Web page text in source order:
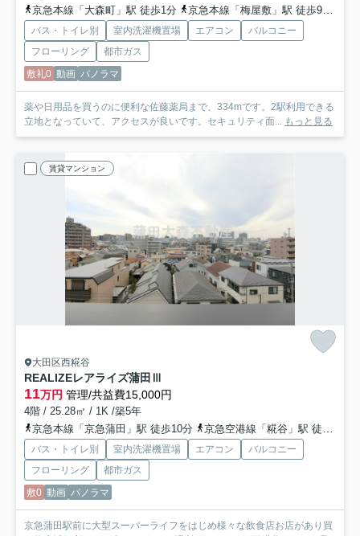
京急本線「大森町」駅 徒歩1分
京急本線「梅屋敷」駅 徒歩9分
バス・トイレ別 室内洗濯機置場 エアコン
バルコニー
フローリング
都市ガス
敷礼0 動画 パノラマ
薬や日用品を買うのに便利な佐藤薬局まで、334mです。2駅利用できる
立地となっていて、アクセスが良いです。セキュリティ面... もっと見る
賃貸マンション
大田区西糀谷
REALIZEレアライズ蒲田Ⅲ
11万円 管理/共益費15,000円
4階 / 25.28㎡ / 1K /築5年
京急本線「京急蒲田」駅 徒歩10分
京急空港線「糀谷」駅 徒歩8分
バス・トイレ別 室内洗濯機置場 エアコン
バルコニー
フローリング
都市ガス
敷0 動画 パノラマ
京急蒲田駅前に大型スーパーライフをはじめ様々な飲食店お店があり買